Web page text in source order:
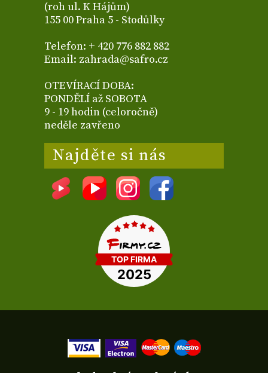
(roh ul. K Hájům)
155 00 Praha 5 - Stodůlky
Telefon: + 420 776 882 882
Email: zahrada@safro.cz
OTEVÍRACÍ DOBA:
PONDĚLÍ až SOBOTA
9 - 19 hodin (celoročně)
neděle zavřeno
Najděte si nás